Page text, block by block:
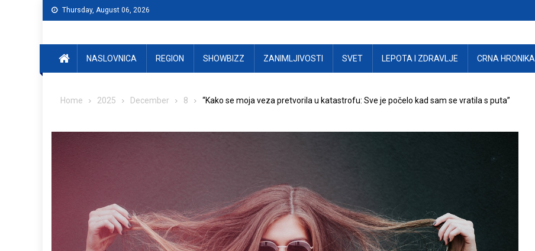
Thursday, August 06, 2026
NASLOVNICA REGION SHOWBIZZ ZANIMLJIVOSTI SVET LEPOTA I ZDRAVLJE CRNA HRONIKA
Home 2025 December 8 “Kako se moja veza pretvorila u katastrofu: Sve je počelo kad sam se vratila s puta”